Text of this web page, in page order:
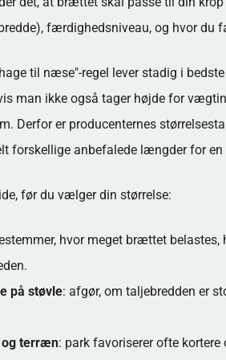
færdighedsniveau, og hvor du
til næse"-regel lever stadig i
man ikke også tager højde for
Derfor er producenternes
forskellige anbefalede længder for en
før du vælger din størrelse:
hvor meget brættet
på støvle: afgør, om taljebredden er
og terræn: park favoriserer ofte